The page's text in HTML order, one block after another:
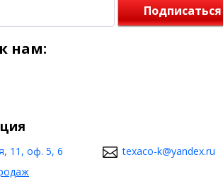
Подписаться
нам:
11, оф. 5, 6
texaco-k@yandex.ru